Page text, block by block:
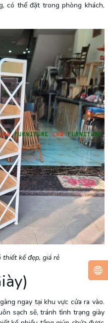
có thể đặt trong phòng khách,
kế đẹp, giá rẻ
ngay tại khu vực cửa ra vào.
sạch sẽ, tránh tình trạng giày